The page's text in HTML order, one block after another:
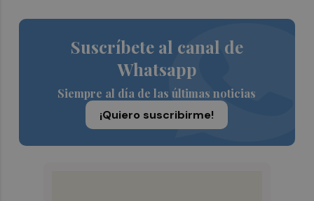
Suscríbete al canal de
Whatsapp
Siempre al día de las últimas noticias
¡Quiero suscribirme!